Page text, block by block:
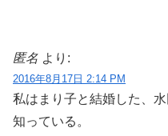
匿名 より:
2016年8月17日 2:14 PM
私はまり子と結婚した、
知っている。